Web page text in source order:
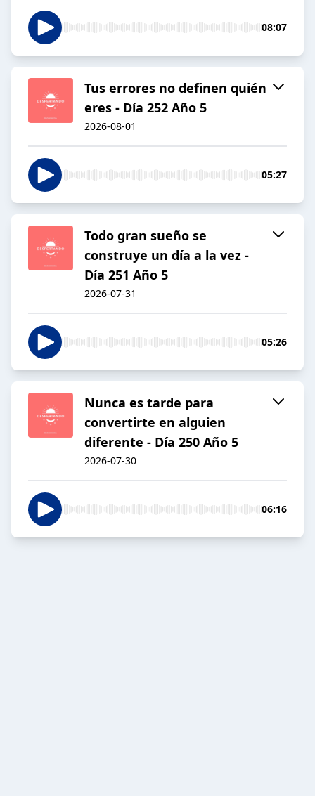
08:07
Tus errores no definen quién
eres - Día 252 Año 5
2026-08-01
05:27
Todo gran sueño se
construye un día a la vez -
Día 251 Año 5
2026-07-31
05:26
Nunca es tarde para
convertirte en alguien
diferente - Día 250 Año 5
2026-07-30
06:16